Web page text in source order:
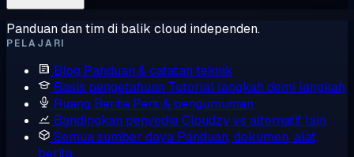
Panduan dan tim di balik cloud independen.
PELAJARI
Blog Panduan & catatan teknik
Basis pengetahuan Tutorial langkah demi langkah
Ruang Berita Pers & pengumuman
Bandingkan penyediaCloudzy vs alternatif lain
Semua sumber daya Panduan, dokumen, alat,
berita